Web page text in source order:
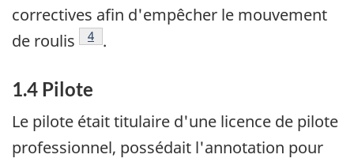
correctives afin d'empêcher le mouvement
de roulis
Note de bas de page
4 .
1.4 Pilote
Le pilote était titulaire d'une licence de pilote
professionnel, possédait l'annotation pour